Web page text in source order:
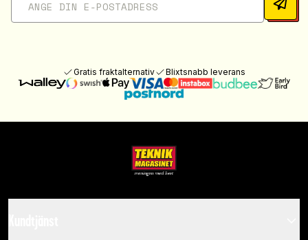
Gratis fraktalternativ Blixtsnabb leverans